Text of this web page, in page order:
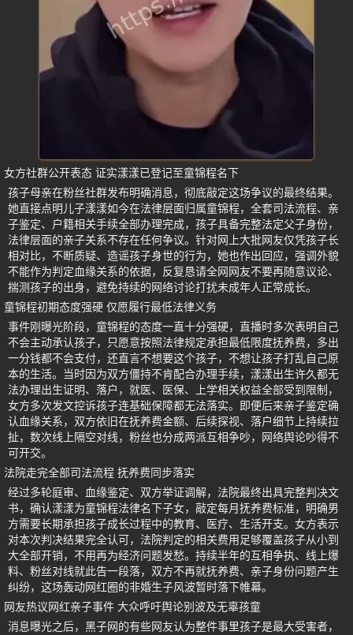
女方社群公开表态 证实漾漾已登记至童锦程名下
孩子母亲在粉丝社群发布明确消息，彻底敲定这场争议的最终结果。
她直接点明儿子漾漾如今在法律层面归属童锦程，全套司法流程、亲
子鉴定、户籍相关手续全部办理完成，孩子具备完整法定父子身份，
法律层面的亲子关系不存在任何争议。针对网上大批网友仅凭孩子长
相对比，不断质疑、造谣孩子身世的行为，她也作出回应，强调外貌
不能作为判定血缘关系的依据，反复恳请全网网友不要再随意议论、
揣测孩子的出身，避免持续的网络讨论打扰未成年人正常成长。
童锦程初期态度强硬 仅愿履行最低法律义务
事件刚曝光阶段，童锦程的态度一直十分强硬，直播时多次表明自己
不会主动承认孩子，只愿意按照法律规定承担最低限度抚养费，多出
一分钱都不会支付，还直言不想要这个孩子，不想让孩子打乱自己原
本的生活。当时因为双方僵持不肯配合办理手续，漾漾出生许久都无
法办理出生证明、落户，就医、医保、上学相关权益全部受到限制，
女方多次发文控诉孩子连基础保障都无法落实。即便后来亲子鉴定确
认血缘关系，双方依旧在抚养费金额、后续探视、落户细节上持续拉
扯，数次线上隔空对线，粉丝也分成两派互相争吵，网络舆论吵得不
可开交。
法院走完全部司法流程 抚养费同步落实
经过多轮庭审、血缘鉴定、双方举证调解，法院最终出具完整判决文
书，确认漾漾为童锦程法律名下子女，敲定每月抚养费标准，明确男
方需要长期承担孩子成长过程中的教育、医疗、生活开支。女方表示
对本次判决结果完全认可，法院判定的相关费用足够覆盖孩子从小到
大全部开销，不用再为经济问题发愁。持续半年的互相争执、线上爆
料、粉丝对线就此告一段落，双方不再就抚养费、亲子身份问题产生
纠纷，这场轰动网红圈的非婚生子风波暂时落下帷幕。
网友热议网红亲子事件 大众呼吁舆论别波及无辜孩童
消息曝光之后，黑子网的有些网友认为整件事里孩子是最大受害者，